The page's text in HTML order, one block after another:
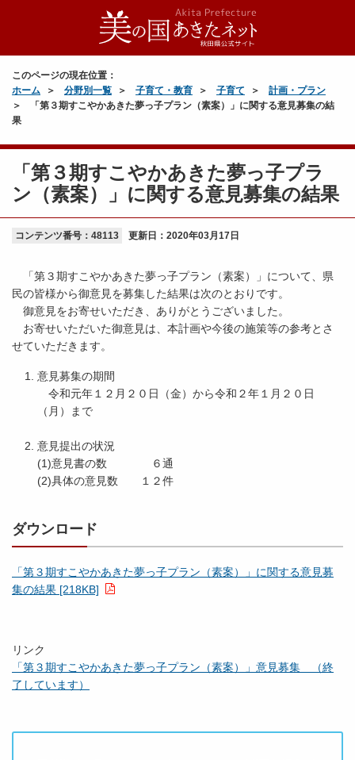
このページの現在位置：
ホーム
分野別一覧 子育て・教育 子育て
計画・プラン
「第３期すこやかあきた夢っ子プラン（素案）」に関する意見募集の結
果
「第３期すこやかあきた夢っ子プラ
ン（素案）」に関する意見募集の結果
コンテンツ番号：48113 更新日： 2020年03月17日
「第３期すこやかあきた夢っ子プラン（素案）」について、県
民の皆様から御意見を募集した結果は次のとおりです。
御意見をお寄せいただき、ありがとうございました。
お寄せいただいた御意見は、本計画や今後の施策等の参考とさ
せていただきます。
意見募集の期間
令和元年１２月２０日（金）から令和２年１月２０日
（月）まで
意見提出の状況
(1)意見書の数 ６通
(2)具体の意見数 １２件
ダウンロード
「第３期すこやかあきた夢っ子プラン（素案）」に関する意見募
集の結果 [218KB]
リンク
「第３期すこやかあきた夢っ子プラン（素案）」意見募集 （終
了しています）